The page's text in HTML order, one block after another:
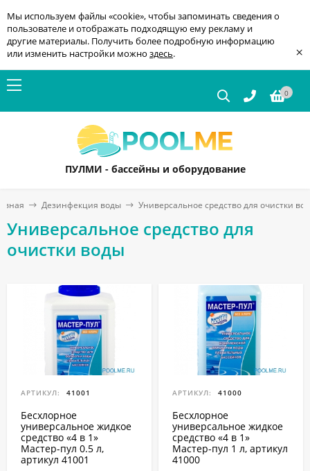
Мы используем файлы «cookie», чтобы запоминать сведения о
пользователе и отображать подходящую ему рекламу и
другие материалы. Получить более подробную информацию
или изменить настройки можно здесь. ×
0
ПУЛМИ - бассейны и оборудование
Дезинфекция воды Универсальное средство для очистки
Универсальное средство для
очистки воды
АРТИКУЛ: 41001
Бесхлорное
универсальное жидкое
средство «4 в 1»
Мастер-пул 0.5 л,
артикул 41001
АРТИКУЛ: 41000
Бесхлорное
универсальное жидкое
средство «4 в 1»
Мастер-пул 1 л, артикул
41000